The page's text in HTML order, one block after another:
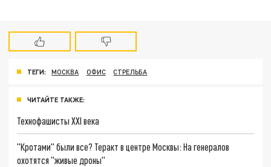
ТЕГИ: МОСКВА ОФИС СТРЕЛЬБА
ЧИТАЙТЕ ТАКЖЕ:
Технофашисты XXI века
"Кротами" были все? Теракт в центре Москвы: На генералов
охотятся "живые дроны"